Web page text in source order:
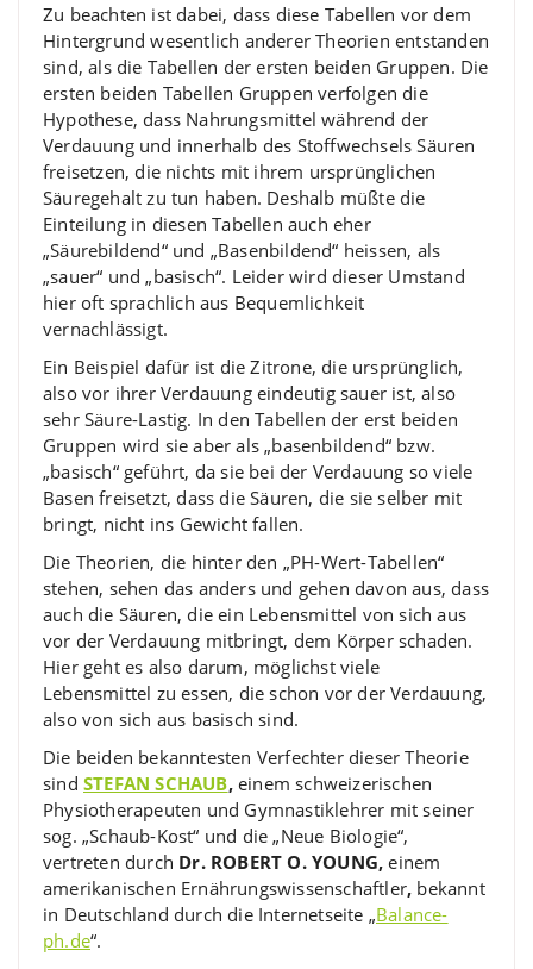
Zu beachten ist dabei, dass diese Tabellen vor dem
Hintergrund wesentlich anderer Theorien entstanden
sind, als die Tabellen der ersten beiden Gruppen. Die
ersten beiden Tabellen Gruppen verfolgen die
Hypothese, dass Nahrungsmittel während der
Verdauung und innerhalb des Stoffwechsels Säuren
freisetzen, die nichts mit ihrem ursprünglichen
Säuregehalt zu tun haben. Deshalb müßte die
Einteilung in diesen Tabellen auch eher
„Säurebildend“ und „Basenbildend“ heissen, als
„sauer“ und „basisch“. Leider wird dieser Umstand
hier oft sprachlich aus Bequemlichkeit
vernachlässigt.
Ein Beispiel dafür ist die Zitrone, die ursprünglich,
also vor ihrer Verdauung eindeutig sauer ist, also
sehr Säure-Lastig. In den Tabellen der erst beiden
Gruppen wird sie aber als „basenbildend“ bzw.
„basisch“ geführt, da sie bei der Verdauung so viele
Basen freisetzt, dass die Säuren, die sie selber mit
bringt, nicht ins Gewicht fallen.
Die Theorien, die hinter den „PH-Wert-Tabellen“
stehen, sehen das anders und gehen davon aus, dass
auch die Säuren, die ein Lebensmittel von sich aus
vor der Verdauung mitbringt, dem Körper schaden.
Hier geht es also darum, möglichst viele
Lebensmittel zu essen, die schon vor der Verdauung,
also von sich aus basisch sind.
Die beiden bekanntesten Verfechter dieser Theorie
sind STEFAN SCHAUB,einem schweizerischen
Physiotherapeuten und Gymnastiklehrer mit seiner
sog. „Schaub-Kost“ und die „Neue Biologie“,
vertreten durch Dr. ROBERT O. YOUNG,einem
amerikanischen Ernährungswissenschaftler, bekannt
in Deutschland durch die Internetseite „Balance-
ph.de“.